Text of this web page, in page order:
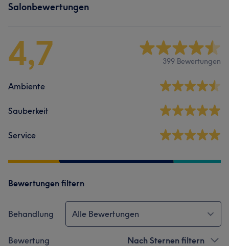
Salonbewertungen
4,7 399 Bewertungen
Ambiente
Sauberkeit
Service
Bewertungen filtern
Behandlung Alle Bewertungen
Bewertung Nach Sternen filtern